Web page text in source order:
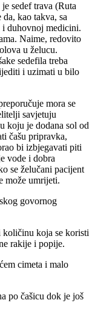
sedef trava (Ruta
kao takva, sa
i duhovnoj medicini.
Naime, redovito
u želucu.
sedefila treba
i uzimati u bilo
mora se
savjetuju
koju je dodana sol od
čašu pripravka,
bi izbjegavati piti
vode i dobra
se želučani pacijent
može umrijeti.
govornog
količinu koja se koristi
rakije i popije.
cimeta i malo
po čašicu dok je još